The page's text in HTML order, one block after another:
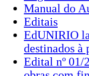
Manual do
Editais
EdUNIRIO
destinados à
Edital nº 01/